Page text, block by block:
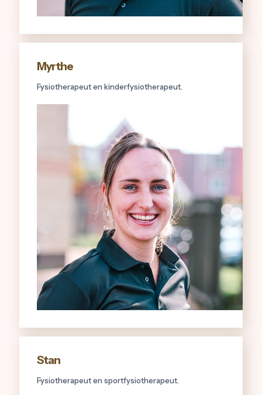
Myrthe
Fysiotherapeut en kinderfysiotherapeut.
Stan
Fysiotherapeut en sportfysiotherapeut.